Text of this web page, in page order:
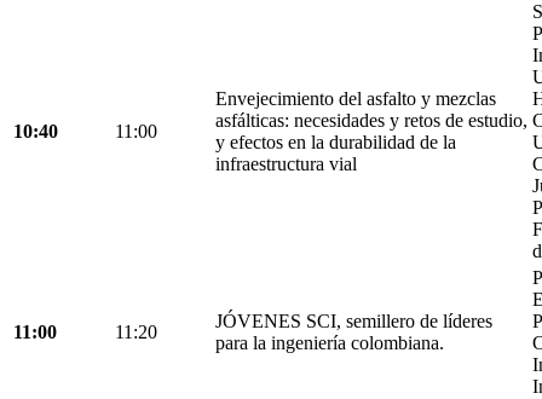
10:40 11:00
Envejecimiento del asfalto y mezclas
asfálticas: necesidades y retos de estudio,
y efectos en la durabilidad de la
infraestructura vial
11:00 11:20
JÓVENES SCI, semillero de líderes
para la ingeniería colombiana.